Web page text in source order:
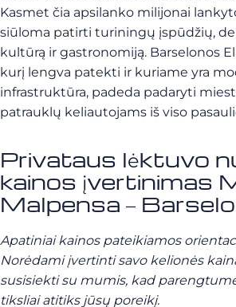
Kasmet čia apsilanko milijonai
siūloma patirti turiningų įspūdžių,
kultūrą ir gastronomiją. Barselonos
kurį lengva patekti ir kuriame yra
infrastruktūra, padeda padaryti
patrauklų keliautojams iš viso
Privataus lėktuvo
kainos įvertinimas
Malpensa –
Apatiniai kainos pateikiamos
Norėdami įvertinti savo kelionės
susisiekti su mumis, kad
tiksliai atitiks jūsų poreikį.